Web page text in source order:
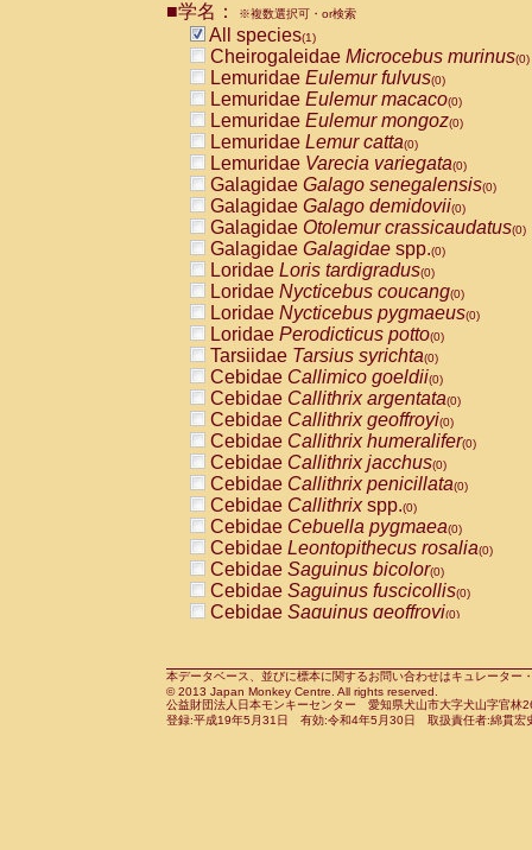
CebidaeCebus nigrivittatus
CebidaeCebus
CebidaeSaimiri boliviensis(0)
CebidaeSaimiri sciureus(0)
AtelidaeAlouatta caraya(0)
AtelidaeAlouatta fusca(0)
AtelidaeAlouatta seniculus
AtelidaeAlouattaspp.(0)
AtelidaeAteles belzebuth(0)
AtelidaeAteles geoffroyi(0)
AtelidaeAteles paniscus(0)
AtelidaeAtelesspp.(0)
Atelidae Lagothrix lagothricha
AtelidaeLagothrix lagothricha cana
PitheciidaeCacajao calvus
PitheciidaeCallicebus cupreus
PitheciidaeCallicebus donacophilus
PitheciidaeCallicebus moloch
PitheciidaeCallicebus torquatus
PitheciidaeCallicebusspp.(0)
PitheciidaeChiropotes satanas(0)
PitheciidaePithecia monachus
PitheciidaePithecia pithecia(0)
CercopithecidaeCercocebus agilis
CercopithecidaeCercocebus
CercopithecidaeCercocebus
CercopithecidaeCercocebus
CercopithecidaeCercocebus
CercopithecidaeCercocebushybrid
CercopithecidaePapio anubis(0)
CercopithecidaePapio cynocephalus
CercopithecidaePapio hamadryas(0)
■学名： ※複数選択可・or検索
All species(1)
Cheirogaleidae Microcebus murinus(0)
Lemuridae Eulemur fulvus(0)
Lemuridae Eulemur macaco(0)
Lemuridae Eulemur mongoz(0)
Lemuridae Lemur catta(0)
Lemuridae Varecia variegata(0)
Galagidae Galago senegalensis(0)
Galagidae Galago demidovii(0)
Galagidae Otolemur crassicaudatus(0)
Galagidae Galagidae spp.(0)
Loridae Loris tardigradus(0)
Loridae Nycticebus coucang(0)
Loridae Nycticebus pygmaeus(0)
Loridae Perodicticus potto(0)
Tarsiidae Tarsius syrichta(0)
Cebidae Callimico goeldii(0)
Cebidae Callithrix argentata(0)
Cebidae Callithrix geoffroyi(0)
Cebidae Callithrix humeralifer(0)
Cebidae Callithrix jacchus(0)
Cebidae Callithrix penicillata(0)
Cebidae Callithrixspp.(0)
Cebidae Cebuella pygmaea(0)
Cebidae Leontopithecus rosalia(0)
Cebidae Saguinus bicolor(0)
Cebidae Saguinus fuscicollis(0)
Cebidae Saguinus geoffroyi(0)
CebidaeSaguinus leucopus(0)
CebidaeSaguinus midas(0)
Cebidae Saguinus mystax(0)
本データベース、並びに標本に関するお問い合わせはキュレータ
© 2013 Japan Monkey Centre. All rights reserved.
公益財団法人日本モンキーセンター 愛知県犬山市大字犬山字官
登録:平成19年5月31日 有効:令和4年5月30日 取扱責任者:綿貫宏